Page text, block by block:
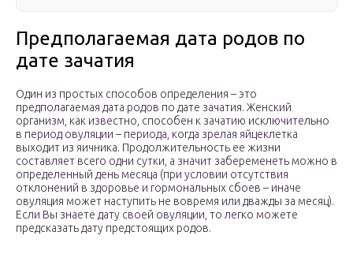
Предполагаемая дата родов по
дате зачатия
Один из простых способов определения – это
предполагаемая дата родов по дате зачатия. Женский
организм, как известно, способен к зачатию исключительно
в период овуляции – периода, когда зрелая яйцеклетка
выходит из яичника. Продолжительность ее жизни
составляет всего одни сутки, а значит забеременеть можно в
определенный день месяца (при условии отсутствия
отклонений в здоровье и гормональных сбоев – иначе
овуляция может наступить не вовремя или дважды за месяц).
Если Вы знаете дату своей овуляции, то легко можете
предсказать дату предстоящих родов.